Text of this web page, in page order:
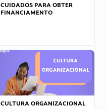
CUIDADOS PARA OBTER
FINANCIAMENTO
CULTURA ORGANIZACIONAL